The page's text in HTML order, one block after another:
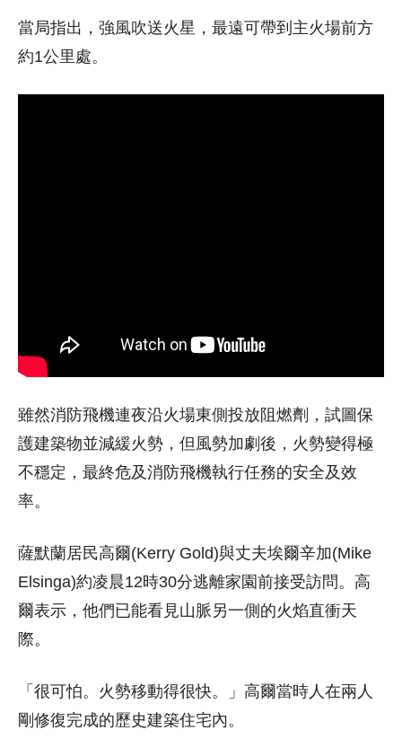
當局指出，強風吹送火星，最遠可帶到主火場前方
約1公里處。
雖然消防飛機連夜沿火場東側投放阻燃劑，試圖保
護建築物並減緩火勢，但風勢加劇後，火勢變得極
不穩定，最終危及消防飛機執行任務的安全及效
率。
薩默蘭居民高爾(Kerry Gold)與丈夫埃爾辛加(Mike
Elsinga)約凌晨12時30分逃離家園前接受訪問。高
爾表示，他們已能看見山脈另一側的火焰直衝天
際。
「很可怕。火勢移動得很快。」高爾當時人在兩人
剛修復完成的歷史建築住宅內。